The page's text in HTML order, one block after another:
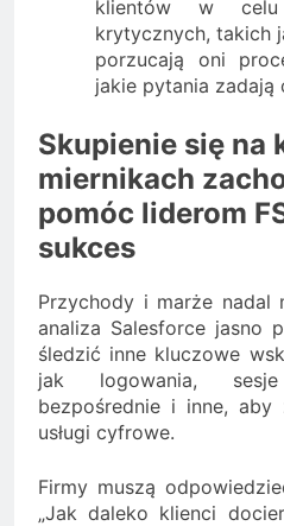
klientów w celu
krytycznych, takich
porzucają oni
jakie pytania zadają
Skupienie się na
miernikach
pomóc liderom
sukces
Przychody i marże nadal
analiza Salesforce jasno
śledzić inne kluczowe
jak logowania,
bezpośrednie i inne, aby
usługi cyfrowe.
Firmy muszą
„Jak daleko klienci